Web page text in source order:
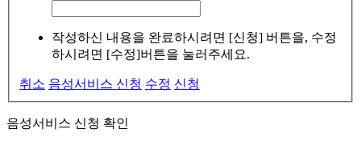
작성하신 내용을 완료하시려면 [신청] 버튼을, 수정
하시려면 [수정]버튼을 눌러주세요.
취소 음성서비스 신청 수정 신청
음성서비스 신청 확인